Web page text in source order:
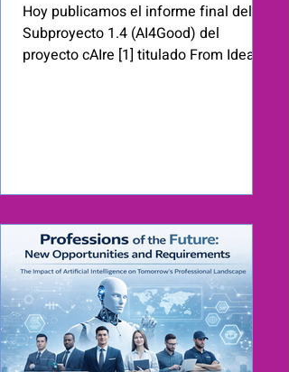
Hoy publicamos el informe final del
Subproyecto 1.4 (AI4Good) del
proyecto cAIre [1] titulado From Idea to
sobre por qué tantas iniciativas que se
basan en el uso de sistemas de IA con
propósito social no consiguen pasar
del prototip